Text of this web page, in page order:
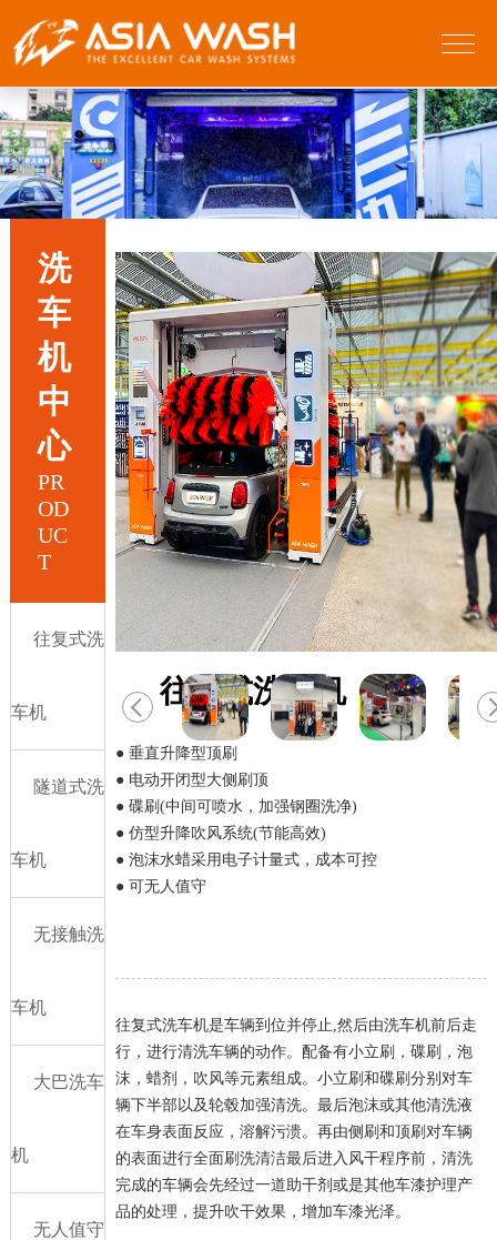
洗
车
机
中
心
PR
OD
UC
T
往复式洗
车机
隧道式洗
车机
无接触洗
车机
大巴洗车
机
无人值守
往复式洗车机
● 垂直升降型顶刷
● 电动开闭型大侧刷顶
● 碟刷(中间可喷水，加强钢圈洗净)
● 仿型升降吹风系统(节能高效)
● 泡沫水蜡采用电子计量式，成本可控
● 可无人值守
往复式洗车机是车辆到位并停止,然后由洗车机前后走
行，进行清洗车辆的动作。配备有小立刷，碟刷，泡
沫，蜡剂，吹风等元素组成。小立刷和碟刷分别对车
辆下半部以及轮毂加强清洗。最后泡沫或其他清洗液
在车身表面反应，溶解污溃。再由侧刷和顶刷对车辆
的表面进行全面刷洗清洁最后进入风干程序前，清洗
完成的车辆会先经过一道助干剂或是其他车漆护理产
品的处理，提升吹干效果，增加车漆光泽。